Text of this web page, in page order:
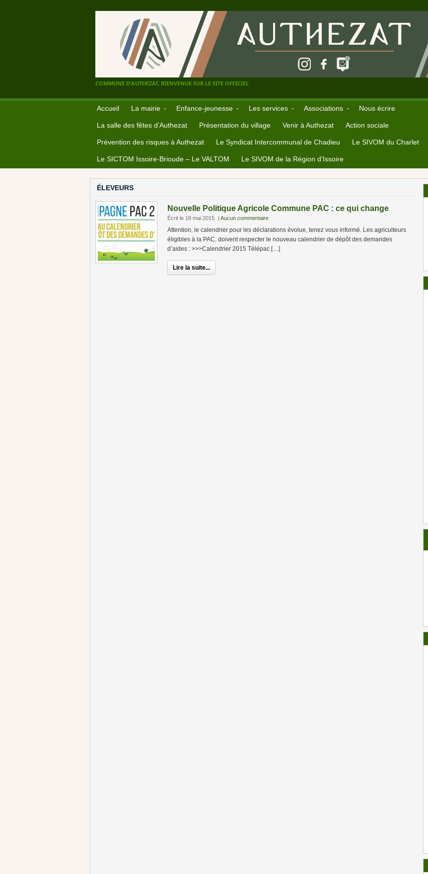
COMMUNE D'AUTHEZAT, BIENVENUE SUR LE SITE OFFICIEL
Accueil La mairie Enfance-jeunesse Les services Associations Nous écrire
La salle des fêtes d’Authezat Présentation du village Venir à Authezat Action sociale
Prévention des risques à Authezat Le Syndicat Intercommunal de Chadieu Le SIVOM du Charlet
Le SICTOM Issoire-Brioude – Le VALTOM Le SIVOM de la Région d’Issoire
ÉLEVEURS
Nouvelle Politique Agricole Commune PAC : ce qui change
Écrit le 18 mai 2015 | Aucun commentaire
Attention, le calendrier pour les déclarations évolue, tenez vous informé. Les agriculteurs
éligibles à la PAC, doivent respecter le nouveau calendrier de dépôt des demandes
d’aides : >>>Calendrier 2015 Télépac […]
Lire la suite...